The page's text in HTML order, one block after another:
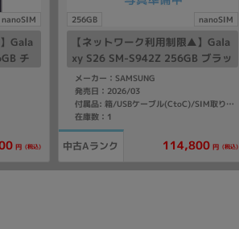
nanoSIM
Gala
チ
円 (税込)
256GB nanoSIM
【ネットワーク利用制限▲】Gala
xy S26 SM-S942Z 256GB ブラッ
ク【SoftBank版 SIMフリー】
メーカー：SAMSUNG
発売日：2026/03
付属品: 箱/USBケーブル(CtoC)/SIM取り出し用ピン/クイックスタートガイド
在庫数：1
中古Aランク 114,800 円 (税込)